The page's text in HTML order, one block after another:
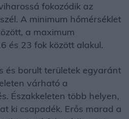
fokozódik az
A minimum hőmérséklet
a maximum
és 23 fok között alakul.
és borult területek egyaránt
várható a
Északkeleten több helyen,
ki csapadék. Erős marad a